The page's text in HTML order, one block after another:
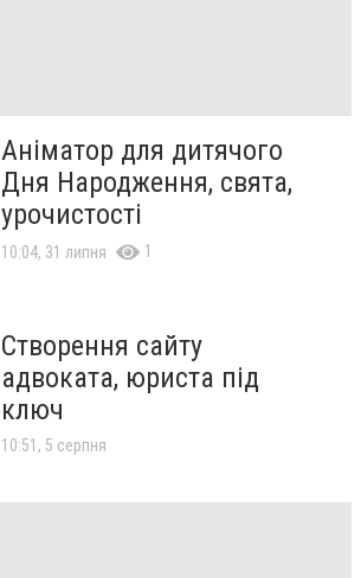
Аніматор для дитячого
Дня Народження, свята,
урочистості
10:04, 31 липня 1
Створення сайту
адвоката, юриста під
ключ
10:51, 5 серпня